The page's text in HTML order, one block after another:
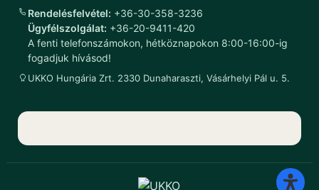
Rendelésfelvétel: +36-30-358-3236
Ügyfélszolgálat: +36-20-9411-420
A fenti telefonszámokon, hétköznapokon 8:00-16:00-ig
fogadjuk hívásod!
UKKO Hungária Zrt. 2330 Dunaharaszti, Vásárhelyi Pál u. 5.